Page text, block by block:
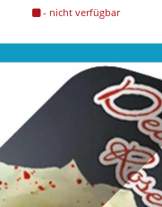
- nicht verfügbar